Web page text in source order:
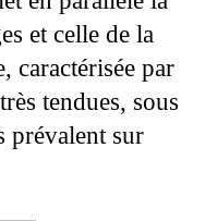
et celle de la
caractérisée par
tendues, sous
prévalent sur